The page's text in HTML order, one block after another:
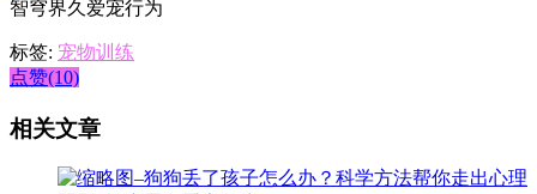
标签: 宠物训练
点赞(10)
相关文章